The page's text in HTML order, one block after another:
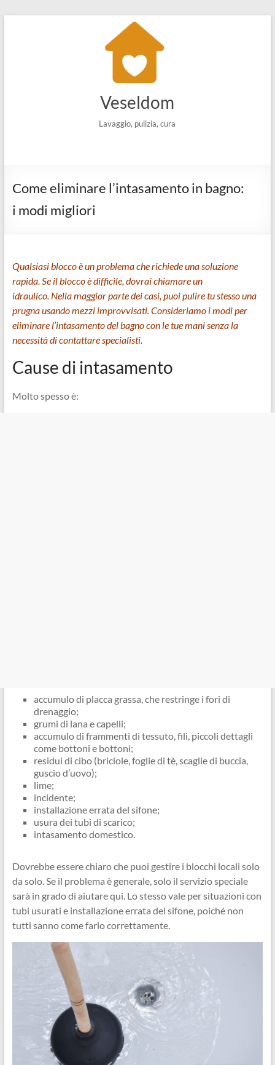
Veseldom
Lavaggio, pulizia, cura
Come eliminare l’intasamento in bagno:
i modi migliori
Qualsiasi blocco è un problema che richiede una soluzione
rapida. Se il blocco è difficile, dovrai chiamare un
idraulico. Nella maggior parte dei casi, puoi pulire tu stesso una
prugna usando mezzi improvvisati. Consideriamo i modi per
eliminare l’intasamento del bagno con le tue mani senza la
necessità di contattare specialisti.
Cause di intasamento
Molto spesso è:
accumulo di placca grassa, che restringe i fori di
drenaggio;
grumi di lana e capelli;
accumulo di frammenti di tessuto, fili, piccoli dettagli
come bottoni e bottoni;
residui di cibo (briciole, foglie di tè, scaglie di buccia,
guscio d’uovo);
lime;
incidente;
installazione errata del sifone;
usura dei tubi di scarico;
intasamento domestico.
Dovrebbe essere chiaro che puoi gestire i blocchi locali solo
da solo. Se il problema è generale, solo il servizio speciale
sarà in grado di aiutare qui. Lo stesso vale per situazioni con
tubi usurati e installazione errata del sifone, poiché non
tutti sanno come farlo correttamente.